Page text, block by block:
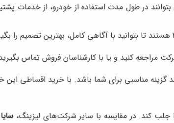
در طول مدت استفاده از خودرو، از خدمات
مراجعه کنید و یا با کارشناسان فروش تماس
جلب کند. در مقایسه با سایر شرکت‌های لیزینگ،